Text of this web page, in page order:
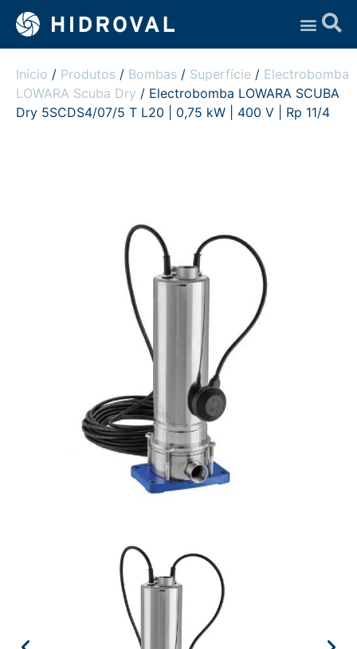
Início / Produtos / Bombas / Superfície / Electrobomba
LOWARA Scuba Dry / Electrobomba LOWARA SCUBA
Dry 5SCDS4/07/5 T L20 | 0,75 kW | 400 V | Rp 11/4